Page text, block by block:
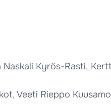
Kyrös-Rasti,
Veeti Rieppo